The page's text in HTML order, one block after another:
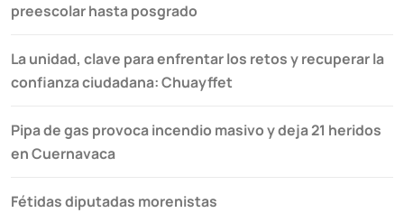
preescolar hasta posgrado
La unidad, clave para enfrentar los retos y recuperar la
confianza ciudadana: Chuayffet
Pipa de gas provoca incendio masivo y deja 21 heridos
en Cuernavaca
Fétidas diputadas morenistas